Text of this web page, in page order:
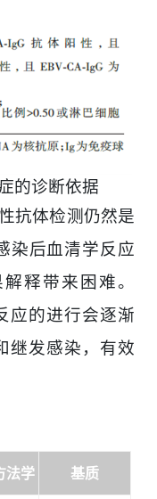
的诊断依据
抗体检测仍然是
染后血清学反应
释带来困难。
应的进行会逐渐
继发感染，有效
法学 基质